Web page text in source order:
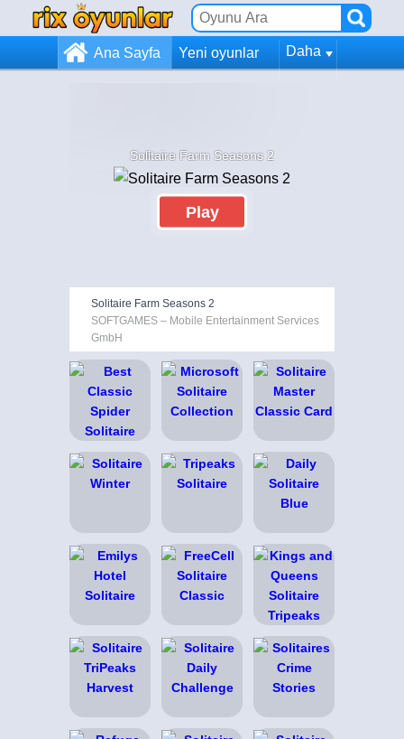
Ana Sayfa Yeni oyunlar Daha
Solitaire Farm Seasons 2
Play
Solitaire Farm Seasons 2
SOFTGAMES – Mobile Entertainment Services
GmbH